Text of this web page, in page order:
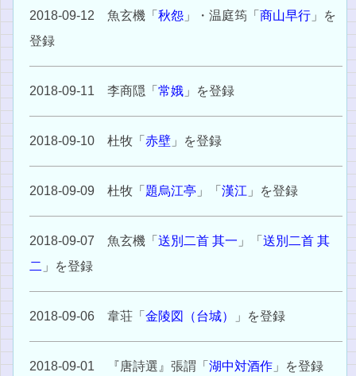
2018-09-12 魚玄機「秋怨 」・温庭筠「商山早行 」を
登録
2018-09-11 李商隠「常娥 」を登録
2018-09-10 杜牧「赤壁 」を登録
2018-09-09 杜牧「 題烏江亭 」「漢江 」を登録
2018-09-07 魚玄機「送別二首 其一 」「送別二首 其
二 」を登録
2018-09-06 韋荘「金陵図（台城） 」を登録
2018-09-01 『唐詩選』張謂「湖中対酒作 」を登録